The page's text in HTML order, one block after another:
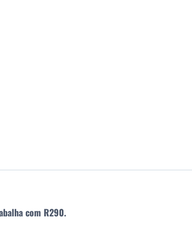
com R290.